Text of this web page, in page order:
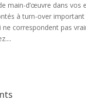
main-d’œuvre dans vos
à turn-over
ne correspondent pas